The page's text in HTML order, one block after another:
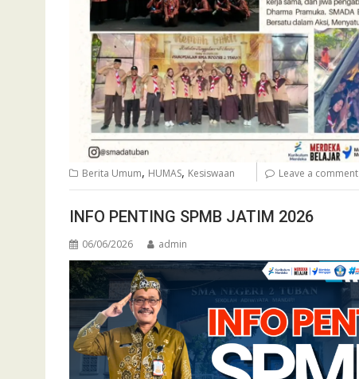
Berita Umum, HUMAS, Kesiswaan Leave a comment
INFO PENTING SPMB JATIM 2026
06/06/2026 admin